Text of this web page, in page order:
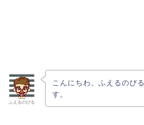
ふえるのびる
こんにちわ。ふえるのびる
す。